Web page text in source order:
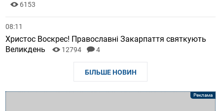
6153
08:11
Христос Воскрес! Православні Закарпаття святкують
Великдень
12794 4
БІЛЬШЕ НОВИН